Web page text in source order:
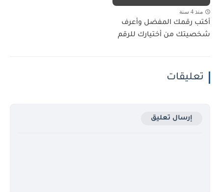
منذ 4 سنة
أكتب رقمك المفضل وأعرف
شخصيتك من أختيارك للرقم
تعليقات
إرسال تعليق